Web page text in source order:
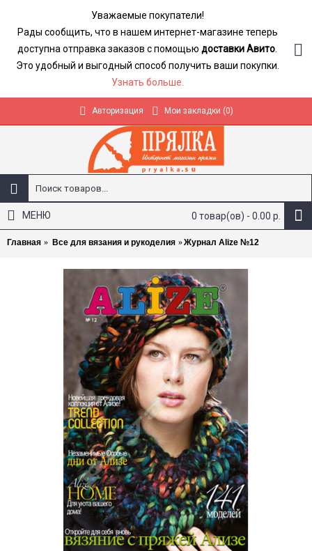
Уважаемые покупатели!
Рады сообщить, что в нашем интернет-магазине теперь
доступна отправка заказов с помощью доставки Авито
Это удобный и выгодный способ получить ваши покупки.
Узнать больше.
Авторизация Мои закладки (0)
0 товар(ов) - 0.00 р.
МЕНЮ
Главная Все для вязания и рукоделия Журнал Alize №12